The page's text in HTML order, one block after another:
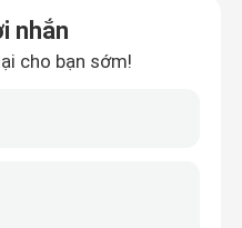
nhắn
cho bạn sớm!